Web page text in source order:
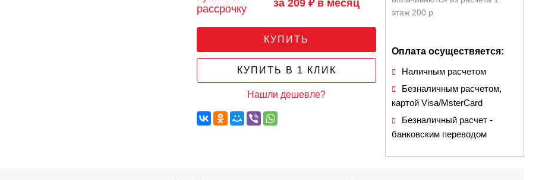
рассрочку
за 209 ₽ в месяц
КУПИТЬ
КУПИТЬ В 1 КЛИК
Нашли дешевле?
этаж 200 р
Оплата осуществяется:
Наличным расчетом
Безналичным расчетом,
картой Visa/MsterCard
Безналичный расчет -
банковским переводом